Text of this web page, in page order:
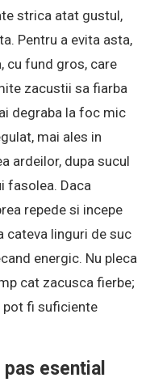
strica atat gustul,
Pentru a evita asta,
cu fund gros, care
zacustii sa fiarba
degraba la foc mic
mai ales in
ardeilor, dupa sucul
fasolea. Daca
repede si incepe
cateva linguri de suc
energic. Nu pleca
cat zacusca fierbe;
pot fi suficiente
esential